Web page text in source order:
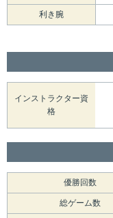
利き腕
インストラクター資
格
優勝回数
総ゲーム数